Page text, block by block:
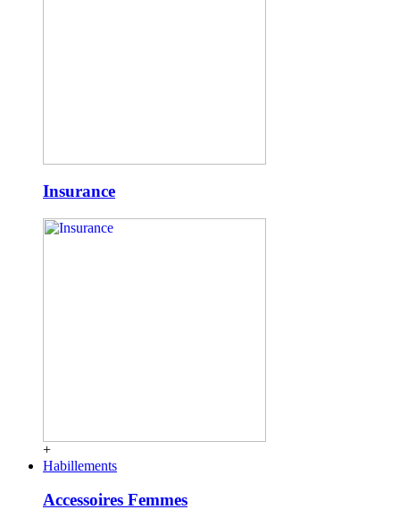
Insurance
+
Habillements
Accessoires Femmes